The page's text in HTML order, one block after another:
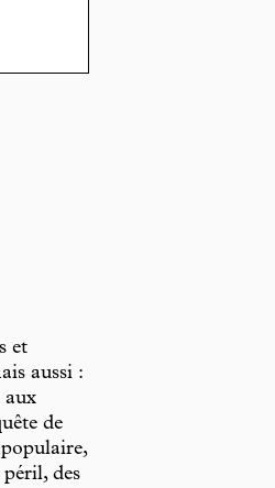
et
aussi :
aux
de
des